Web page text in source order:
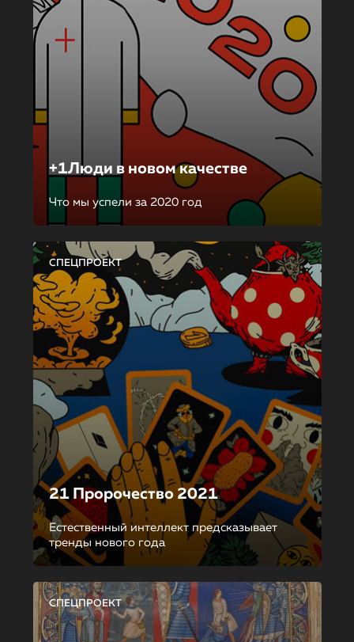
+1Люди в новом качестве
Что мы успели за 2020 год
СПЕЦПРОЕКТ
21 Пророчество 2021
Естественный интеллект предсказывает
тренды нового года
СПЕЦПРОЕКТ